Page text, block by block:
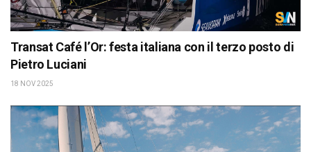
Transat Café l’Or: festa italiana con il terzo posto di
Pietro Luciani
18 NOV 2025